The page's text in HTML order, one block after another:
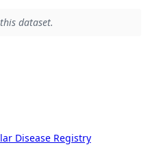
dataset.
Disease Registry